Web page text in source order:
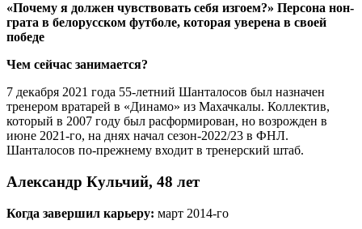
«Почему я должен чувствовать себя изгоем?» Персона нон-
грата в белорусском футболе, которая уверена в своей
победе
Чем сейчас занимается?
7 декабря 2021 года 55-летний Шанталосов был назначен
тренером вратарей в «Динамо» из Махачкалы. Коллектив,
который в 2007 году был расформирован, но возрожден в
июне 2021-го, на днях начал сезон-2022/23 в ФНЛ.
Шанталосов по-прежнему входит в тренерский штаб.
Александр Кульчий, 48 лет
Когда завершил карьеру: март 2014-го